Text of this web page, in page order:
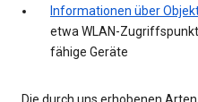
Informationen über
etwa WLAN-
fähige Geräte